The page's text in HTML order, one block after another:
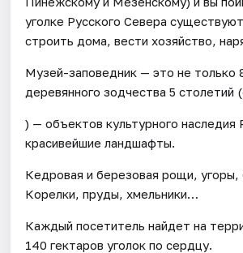
уголке Русского Севера
строить дома, вести хозяйство,
Музей-заповедник — это не только
деревянного зодчества 5 столетий
) — объектов культурного наследия
красивейшие ландшафты.
Кедровая и березовая рощи, угоры,
Корелки, пруды, хмельники…
Каждый посетитель найдет на
140 гектаров уголок по сердцу.